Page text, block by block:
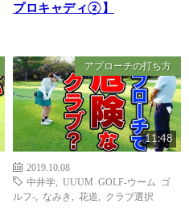
プロキャディ②】
アプローチの打ち方
11:48
2019.10.08
中井学
UUUM GOLF-ウーム ゴ
ルフ-
なみき 花道 クラブ選択